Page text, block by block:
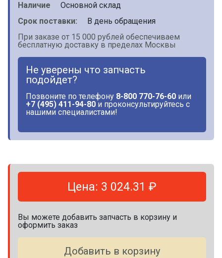
Наличие
Основной склад
Срок поставки:
В день обращения
При заказе от 15 000 рублей обеспечиваем
бесплатную доставку в пределах Москвы
Не уверены что запчасть
подойдет?
Позвоните по телефону 8-800 770-76-60 или
+7 (495) 411-94-80 и проконсультируйтесь с
нашими специалистами!
Цена: 3 024.31 ₽
Вы можете добавить запчасть в корзину и
оформить заказ
Добавить в корзину